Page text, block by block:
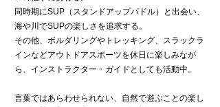
同時期にSUP（スタンドアップパドル）と出会い、
海や川でSUPの楽しさを追求する。
その他、ボルダリングやトレッキング、スラックラ
インなどアウトドアスポーツを休日に楽しみなが
ら、インストラクター・ガイドとしても活動中。
言葉ではあらわせられない、自然で遊ぶことの楽し